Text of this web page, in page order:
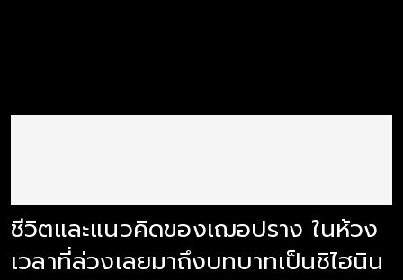
ชีวิตและแนวคิดของเฌอปราง ในห้วง
เวลาที่ล่วงเลยมาถึงบทบาทเป็นชิไฮนิน